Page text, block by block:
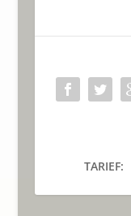
TARIEF: